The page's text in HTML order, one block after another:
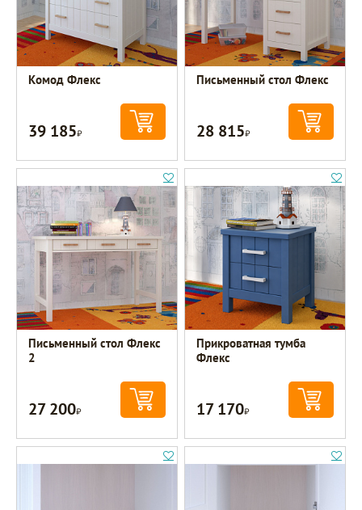
Комод Флекс
39 185Р
Письменный стол Флекс
28 815Р
Письменный стол Флекс
2
27 200Р
Прикроватная тумба
Флекс
17 170Р